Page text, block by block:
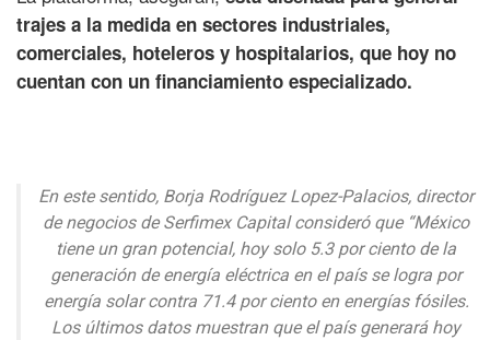
trajes a la medida en sectores industriales,
comerciales, hoteleros y hospitalarios, que hoy no
cuentan con un financiamiento especializado.
En este sentido, Borja Rodríguez Lopez-Palacios, director
de negocios de Serfimex Capital consideró que “México
tiene un gran potencial, hoy solo 5.3 por ciento de la
generación de energía eléctrica en el país se logra por
energía solar contra 71.4 por ciento en energías fósiles.
Los últimos datos muestran que el país generará hoy